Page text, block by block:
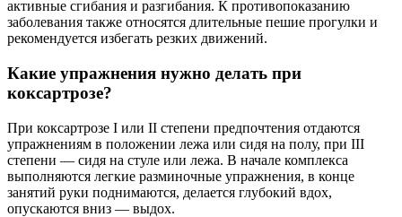
активные сгибания и разгибания. К противопоказанию
заболевания также относятся длительные пешие прогулки и
рекомендуется избегать резких движений.
Какие упражнения нужно делать при
коксартрозе?
При коксартрозе I или II степени предпочтения отдаются
упражнениям в положении лежа или сидя на полу, при III
степени — сидя на стуле или лежа. В начале комплекса
выполняются легкие разминочные упражнения, в конце
занятий руки поднимаются, делается глубокий вдох,
опускаются вниз — выдох.